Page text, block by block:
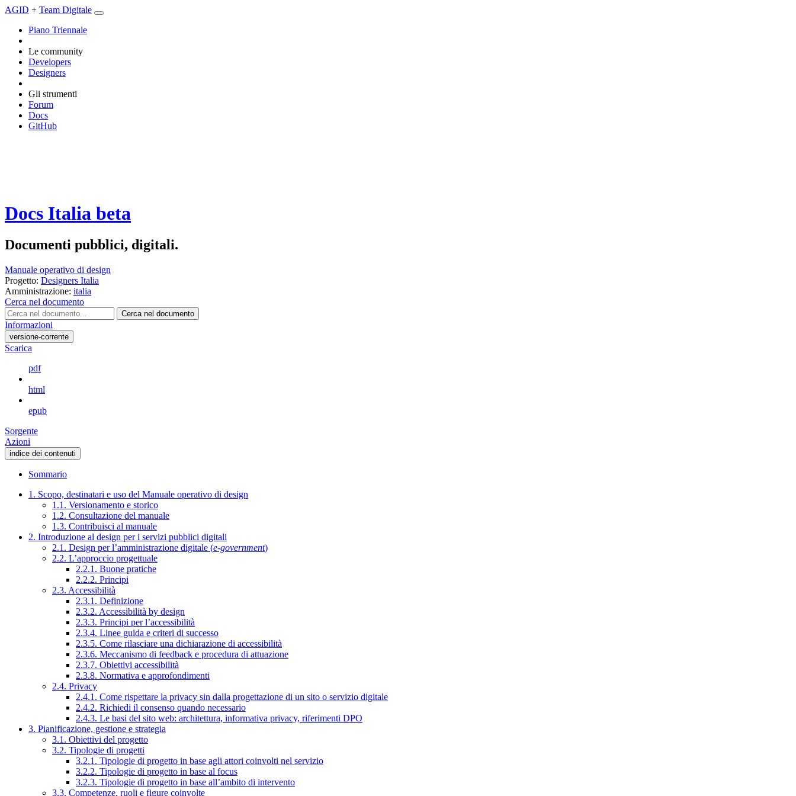
AGID + Team Digitale
Piano Triennale
Le community
Developers
Designers
Gli strumenti
Forum
Docs
GitHub
Docs Italia beta
Documenti pubblici, digitali.
Manuale operativo di design
Progetto: Designers Italia
Amministrazione: italia
Cerca nel documento
Cerca nel documento
Informazioni
versione-corrente
Scarica
pdf
html
epub
Sorgente
Azioni
indice dei contenuti
Sommario
1. Scopo, destinatari e uso del Manuale operativo di design
1.1. Versionamento e storico
1.2. Consultazione del manuale
1.3. Contribuisci al manuale
2. Introduzione al design per i servizi pubblici digitali
2.1. Design per l’amministrazione digitale (e-government)
2.2. L’approccio progettuale
2.2.1. Buone pratiche
2.2.2. Principi
2.3. Accessibilità
2.3.1. Definizione
2.3.2. Accessibilità by design
2.3.3. Principi per l’accessibilità
2.3.4. Linee guida e criteri di successo
2.3.5. Come rilasciare una dichiarazione di accessibilità
2.3.6. Meccanismo di feedback e procedura di attuazione
2.3.7. Obiettivi accessibilità
2.3.8. Normativa e approfondimenti
2.4. Privacy
2.4.1. Come rispettare la privacy sin dalla progettazione di un sito o servizio digitale
2.4.2. Richiedi il consenso quando necessario
2.4.3. Le basi del sito web: architettura, informativa privacy, riferimenti DPO
3. Pianificazione, gestione e strategia
3.1. Obiettivi del progetto
3.2. Tipologie di progetti
3.2.1. Tipologie di progetto in base agli attori coinvolti nel servizio
3.2.2. Tipologie di progetto in base al focus
3.2.3. Tipologie di progetto in base all’ambito di intervento
3.3. Competenze, ruoli e figure coinvolte